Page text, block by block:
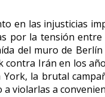
en las injusticias
por la tensión
del muro de
Irán en los
la brutal
a